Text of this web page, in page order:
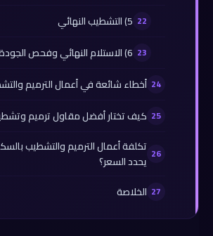
5) التشطيب النهائي
6) الاستلام النهائي وفحص الجودة
أخطاء شائعة في أعمال الترميم
كيف تختار أفضل مقاول ترميم
تكلفة أعمال الترميم والتشطيب
يحدد السعر؟
الخلاصة